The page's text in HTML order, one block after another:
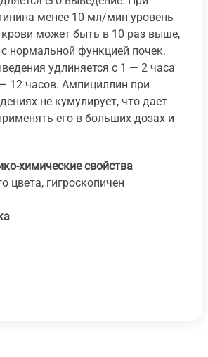
менее 10 мл/мин уровень
крови может быть в 10 раз выше,
нормальной функцией почек.
удлиняется с 1 — 2 часа
12 часов. Ампициллин при
не кумулирует, что дает
его в больших дозах и
химические свойства
цвета, гигроскопичен